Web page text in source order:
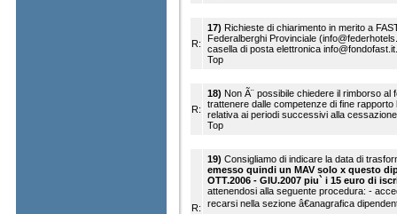
R:
17) Richieste di chiarimento in merito a
Federalberghi Provinciale
casella di posta elettronica info@fondofast.it.
Top
R:
18) Non Ã¨ possibile chiedere il rimborso al
trattenere dalle competenze di fine
relativa ai periodi successivi alla
Top
R:
19) Consigliamo di indicare la data di
emesso quindi un MAV solo x questo
OTT.2006 - GIU.2007 piu` i 15 euro di
attenendosi alla seguente procedura: -
recarsi nella sezione â€anagrafica